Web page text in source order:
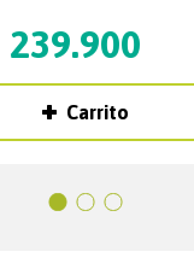
239.900
Carrito